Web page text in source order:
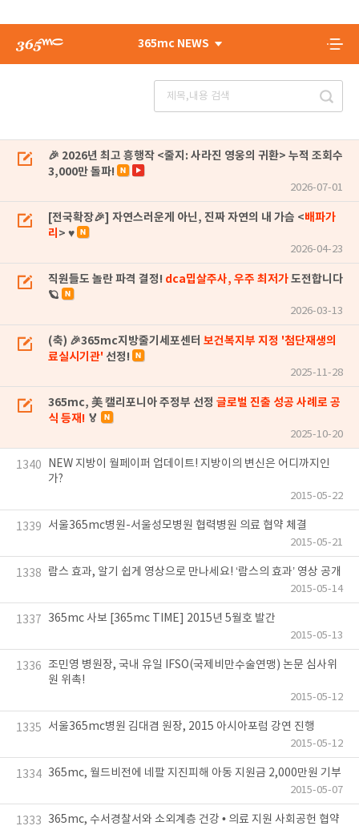
365mc NEWS
🎉 2026년 최고 흥행작 <줄지: 사라진 영웅의 귀환> 누적 조회수
3,000만 돌파!
2026-07-01
[전국확장🎉] 자연스러운게 아닌, 진짜 자연의 내 가슴 <배파가
리 > ♥
2026-04-23
직원들도 놀란 파격 결정! dca밉살주사, 우주 최저가도전합니다
🪐
2026-03-13
(축) 🎉365mc지방줄기세포센터 보건복지부 지정 '첨단재생의
료실시기관' 선정!
2025-11-28
365mc, 美 캘리포니아 주정부 선정 글로벌 진출 성공 사례로 공
식 등재! 🏅
2025-10-20
1340
NEW 지방이 월페이퍼 업데이트! 지방이의 변신은 어디까지인
가?
2015-05-22
1339 서울365mc병원-서울성모병원 협력병원 의료 협약 체결
2015-05-21
1338 람스 효과, 알기 쉽게 영상으로 만나세요! ‘람스의 효과’ 영상 공개
2015-05-14
1337 365mc 사보 [365mc TIME] 2015년 5월호 발간
2015-05-13
1336 조민영 병원장, 국내 유일 IFSO(국제비만수술연맹) 논문 심사위
원 위촉!
2015-05-12
1335 서울365mc병원 김대겸 원장, 2015 아시아포럼 강연 진행
2015-05-12
1334 365mc, 월드비전에 네팔 지진피해 아동 지원금 2,000만원 기부
2015-05-07
1333 365mc, 수서경찰서와 소외계층 건강 • 의료 지원 사회공헌 협약